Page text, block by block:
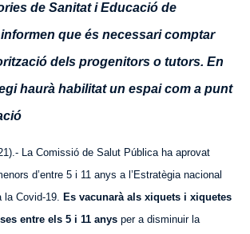
de Sanitat i Educació de
que és necessari comptar
dels progenitors o tutors. En
haurà habilitat un espai com a punt
La Comissió de Salut Pública ha aprovat
d’entre 5 i 11 anys a l’Estratègia nacional
Covid-19.
Es vacunarà als xiquets i xiquetes
entre els 5 i 11 anys per a disminuir la